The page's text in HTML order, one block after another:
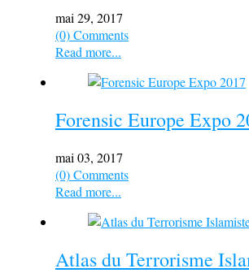
mai 29, 2017
(0) Comments
Read more...
Forensic Europe Expo
mai 03, 2017
(0) Comments
Read more...
Atlas du Terrorisme